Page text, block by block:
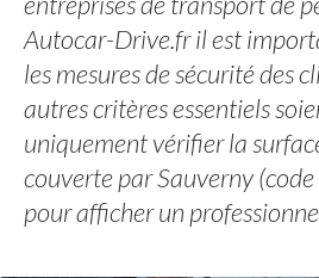
Autocar-Drive.fr il est
les mesures de sécurité des
autres critères essentiels
uniquement vérifier la
couverte par Sauverny
pour afficher un